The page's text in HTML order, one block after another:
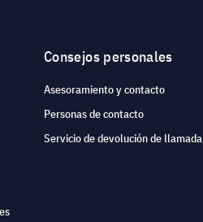
Consejos personales
Asesoramiento y contacto
Personas de contacto
Servicio de devolución de llamada